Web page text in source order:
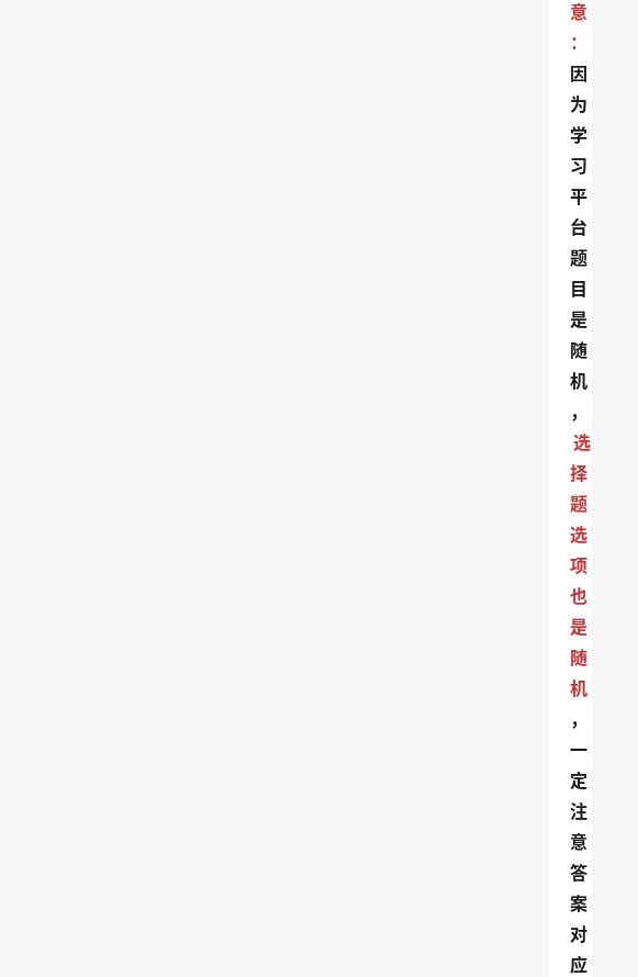
意
：
因
为
学
习
平
台
题
目
是
随
机
，
选
择
题
选
项
也
是
随
机
，
一
定
注
意
答
案
对
应